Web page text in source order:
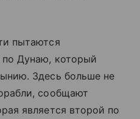
пытаются
Дунаю, который
Здесь больше не
сообщают
является второй по